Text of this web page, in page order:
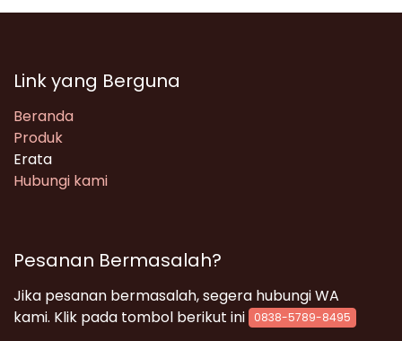
Link yang Berguna
Beranda
Produk
Erata
Hubungi kami
Pesanan Bermasalah?
Jika pesanan bermasalah, segera hubungi WA
kami. Klik pada tombol berikut ini
0838-5789-8495